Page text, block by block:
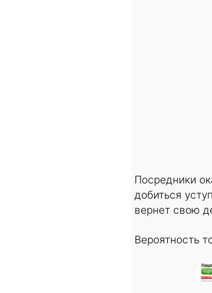
Посредники
добиться
вернет свою
Вероятность